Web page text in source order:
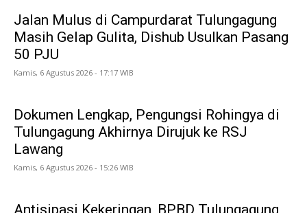
Jalan Mulus di Campurdarat Tulungagung
Masih Gelap Gulita, Dishub Usulkan Pasang
50 PJU
Kamis, 6 Agustus 2026 - 17:17 WIB
Dokumen Lengkap, Pengungsi Rohingya di
Tulungagung Akhirnya Dirujuk ke RSJ
Lawang
Kamis, 6 Agustus 2026 - 15:26 WIB
Antisipasi Kekeringan, BPBD Tulungagung